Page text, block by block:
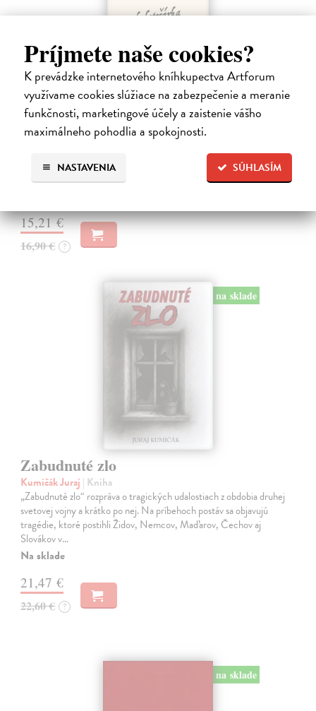
Príjmete naše cookies?
K prevádzke internetového kníhkupectva Artforum
využívame cookies slúžiace na zabezpečenie a meranie
funkčnosti, marketingové účely a zaistenie vášho
maximálneho pohodlia a spokojnosti.
SÚHLASÍM
NASTAVENIA
Kolotočárka
Wernerová Jana| Kniha
Tam, kde sa radosť zo slobodného pohybu a dobrodružstva prelína s
pocitom vyčlenenia. Tam, kde rastie starý gaštan a okolo neho sa krúti
život dievčatka, ktoré od svojej starej mamy dostalo meno Zelinka.…
15,21 €
16,90 € ?
na sklade
Zabudnuté zlo
Kumičák Juraj | Kniha
„Zabudnuté zlo“ rozpráva o tragických udalostiach z obdobia druhej
svetovej vojny a krátko po nej. Na príbehoch postáv sa objavujú
tragédie, ktoré postihli Židov, Nemcov, Maďarov, Čechov aj
Slovákov v…
Na sklade
21,47 €
22,60 € ?
na sklade